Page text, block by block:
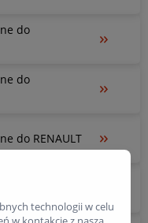
do
do
do RENAULT
do SEAT
technologii w celu